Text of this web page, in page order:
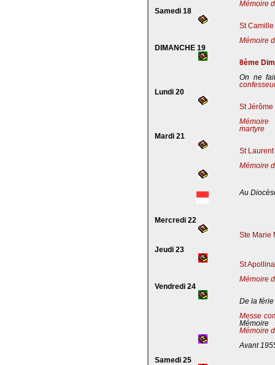
Mémoire
Samedi 18
St
Mémoire
DIMANCHE 19
8ème
On ne
Lundi 20
St
Mémoire
martyre
Mardi 21
St
Mémoire
Au
Mercredi 22
Ste Marie
Jeudi 23
St
Mémoire
Vendredi 24
De la férie
Messe
Mémoire
Mémoire
Avant
Samedi 25